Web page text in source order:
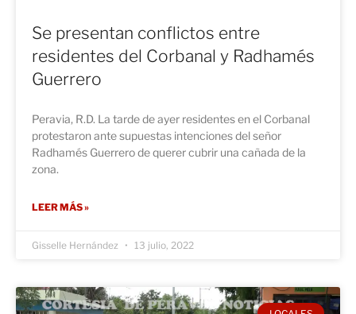
Se presentan conflictos entre
residentes del Corbanal y Radhamés
Guerrero
Peravia, R.D. La tarde de ayer residentes en el Corbanal
protestaron ante supuestas intenciones del señor
Radhamés Guerrero de querer cubrir una cañada de la
zona.
LEER MÁS »
Gisselle Hernández 13 julio, 2022